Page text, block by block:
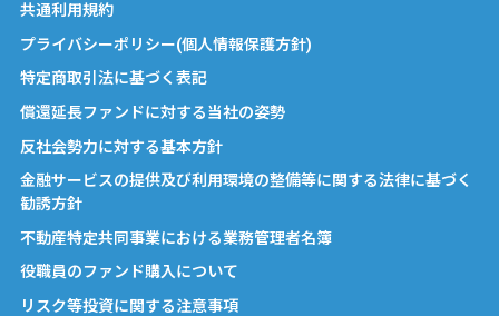
共通利用規約
プライバシーポリシー(個人情報保護方針)
特定商取引法に基づく表記
償還延長ファンドに対する当社の姿勢
反社会勢力に対する基本方針
金融サービスの提供及び利用環境の整備等に関する法律に基づく
勧誘方針
不動産特定共同事業における業務管理者名簿
役職員のファンド購入について
リスク等投資に関する注意事項